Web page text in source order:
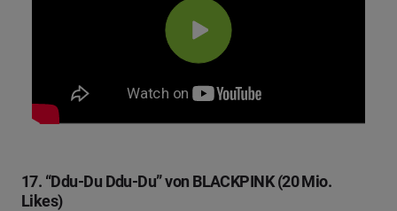
17. “Ddu-Du Ddu-Du” von BLACKPINK (20 Mio.
Likes)